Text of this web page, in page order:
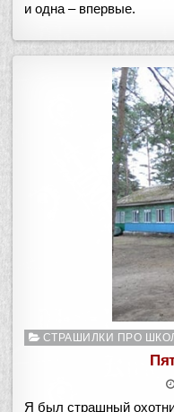
и одна – впервые.
Опубликовано
СТРАШИЛКИ ПРО
Я был страшный